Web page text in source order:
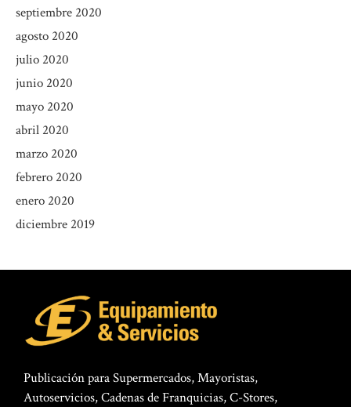
septiembre 2020
agosto 2020
julio 2020
junio 2020
mayo 2020
abril 2020
marzo 2020
febrero 2020
enero 2020
diciembre 2019
Publicación para Supermercados, Mayoristas,
Autoservicios, Cadenas de Franquicias, C-Stores,